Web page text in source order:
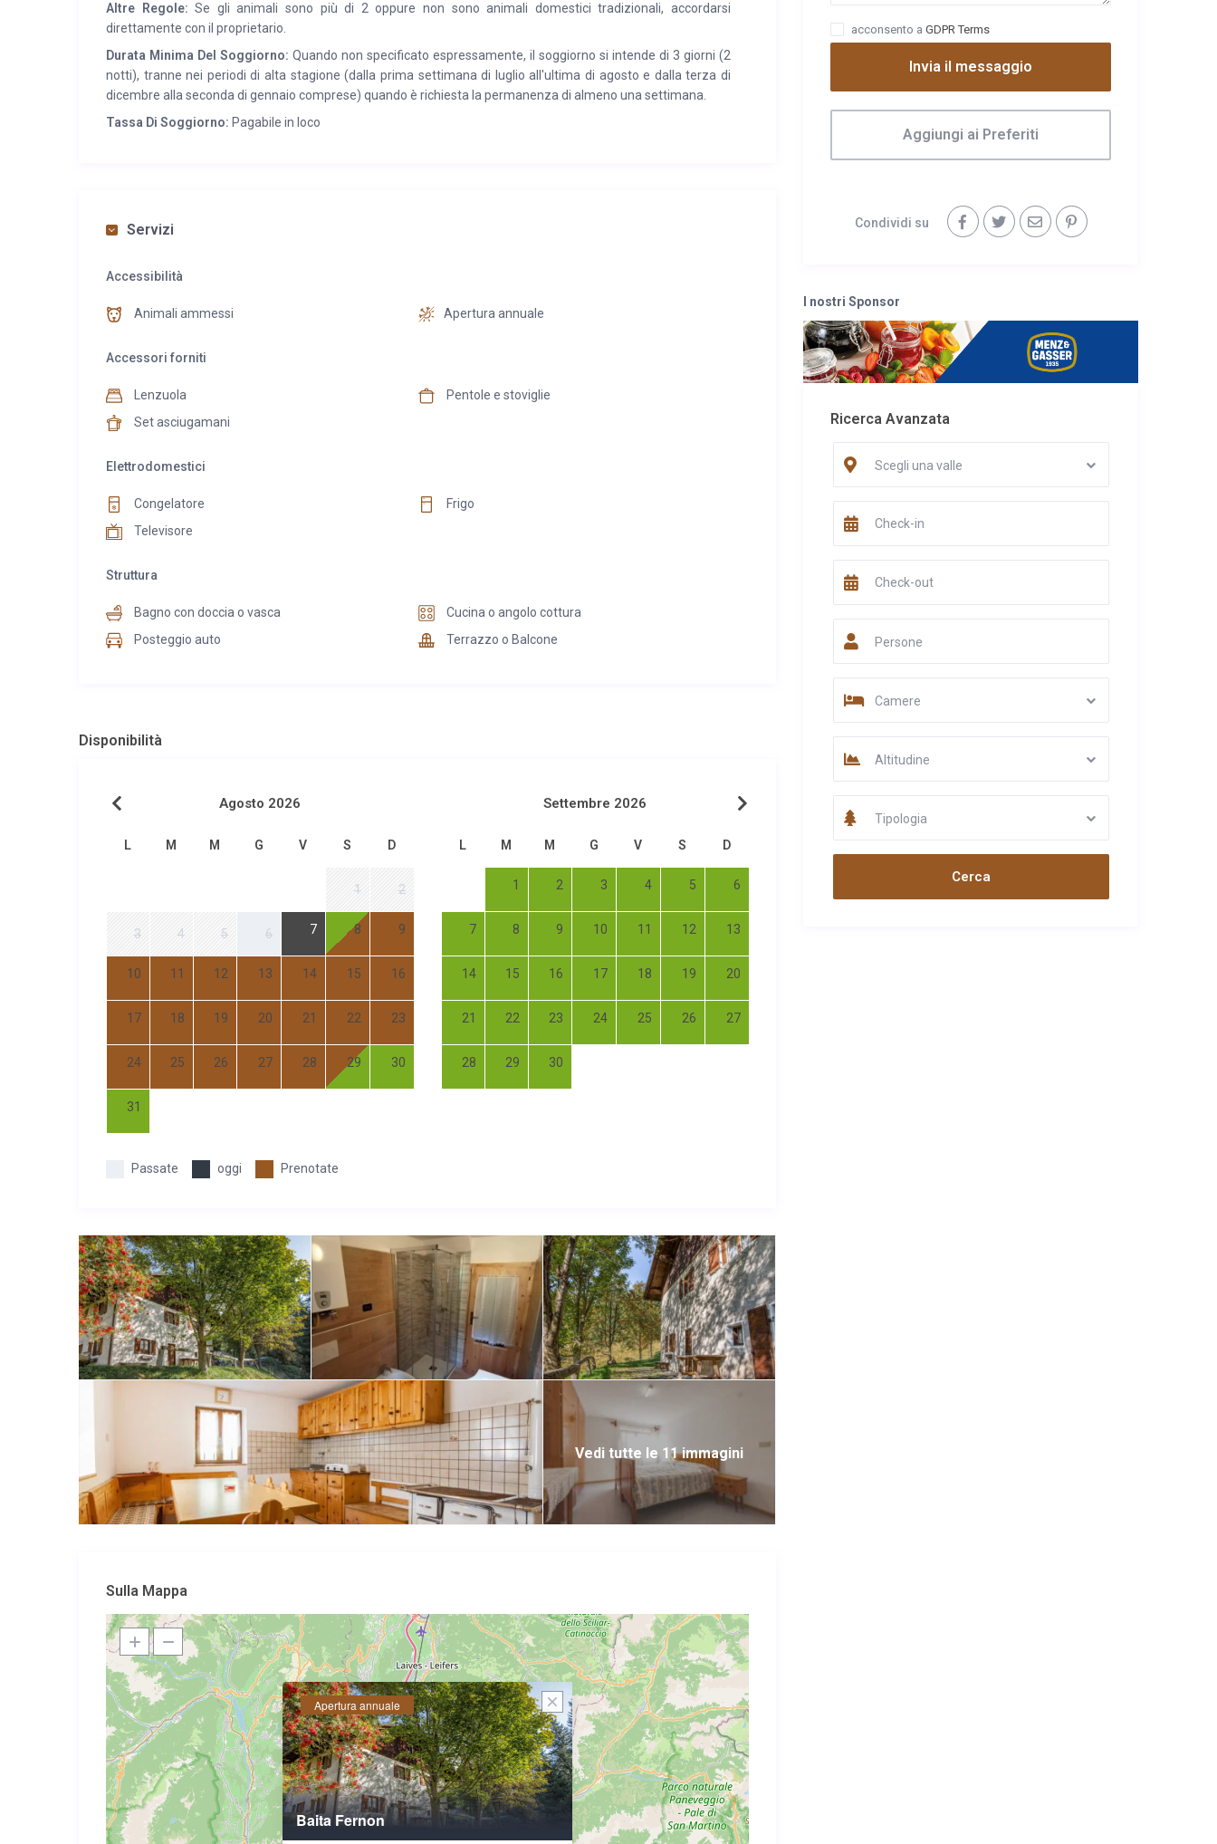
Altre Regole: Se gli animali sono più di 2 oppure non sono animali domestici tradizionali, accordarsi
direttamente con il proprietario.
Durata Minima Del Soggiorno: Quando non specificato espressamente, il soggiorno si intende di 3 giorni (2
notti), tranne nei periodi di alta stagione (dalla prima settimana di luglio all'ultima di agosto e dalla terza di
dicembre alla seconda di gennaio comprese) quando è richiesta la permanenza di almeno una settimana.
Tassa Di Soggiorno: Pagabile in loco
Servizi
Accessibilità
Animali ammessi Apertura annuale
Accessori forniti
Lenzuola
Pentole e stoviglie
Set asciugamani
Elettrodomestici
Congelatore
Frigo
Televisore
Struttura
Bagno con doccia o vasca
Cucina o angolo cottura
Posteggio auto
Terrazzo o Balcone
Disponibilità
Agosto 2026
L M M G V S D
1 2
3 4 5 6 7 8 9
10 11 12 13 14 15 16
17 18 19 20 21 22 23
24 25 26 27 28 29 30
31
Settembre 2026
L M M G V S D
1 2 3 4 5 6
7 8 9 10 11 12 13
14 15 16 17 18 19 20
21 22 23 24 25 26 27
28 29 30
Passate oggi Prenotate
Vedi tutte le 11 immagini
Sulla Mappa
Apertura annuale
Baita Fernon
acconsento a GDPR Terms
Invia il messaggio
Aggiungi ai Preferiti
Condividi su
I nostri Sponsor
Ricerca Avanzata
Scegli una valle
Persone
Camere
Altitudine
Tipologia